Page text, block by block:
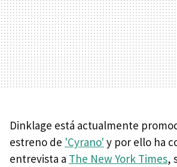
Dinklage está actualmente
estreno de 'Cyrano' y por ello ha
entrevista a The New York Times,